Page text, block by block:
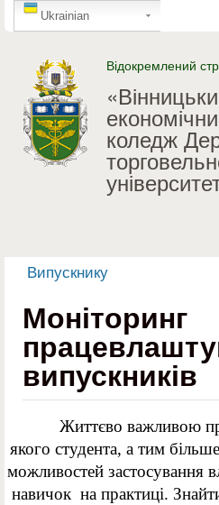
Перейти до
GTranslate
Ukrainian
Відокремлений
коледж
Ви є тут
Випускнику
Моніторинг
випускників
Життєво важливою
якого студента, а тим
можливостей застосування
навичок на практиці.